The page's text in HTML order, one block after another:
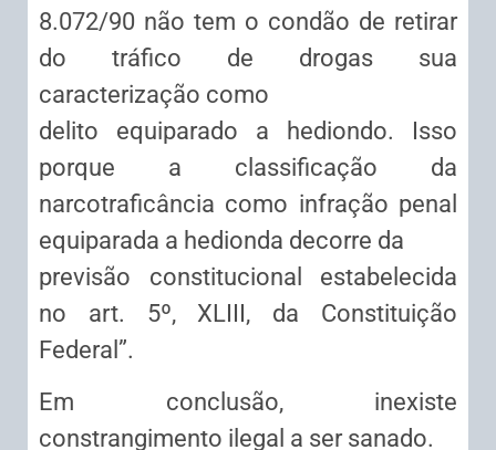
8.072/90 não tem o condão de retirar
do tráfico de drogas sua
caracterização como
delito equiparado a hediondo. Isso
porque a classificação da
narcotraficância como infração penal
equiparada a hedionda decorre da
previsão constitucional estabelecida
no art. 5º, XLIII, da Constituição
Federal”.
Em conclusão, inexiste
constrangimento ilegal a ser sanado.